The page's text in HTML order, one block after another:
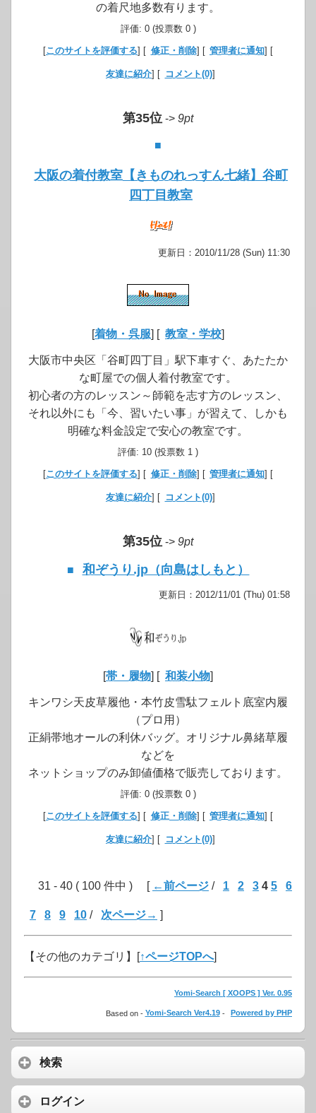
の着尺地多数有ります。
評価: 0 (投票数 0 )
[このサイトを評価する] [ 修正・削除] [ 管理者に通知] [
友達に紹介] [ コメント(0)]
第35位 -> 9pt
■
大阪の着付教室【きものれっすん七緒】谷町
四丁目教室
更新日：2010/11/28 (Sun) 11:30
[着物・呉服] [ 教室・学校]
大阪市中央区「谷町四丁目」駅下車すぐ、あたたか
な町屋での個人着付教室です。
初心者の方のレッスン～師範を志す方のレッスン、
それ以外にも「今、習いたい事」が習えて、しかも
明確な料金設定で安心の教室です。
評価: 10 (投票数 1 )
[このサイトを評価する] [ 修正・削除] [ 管理者に通知] [
友達に紹介] [ コメント(0)]
第35位 -> 9pt
■ 和ぞうり.jp（向島はしもと）
更新日：2012/11/01 (Thu) 01:58
[帯・履物] [ 和装小物]
キンワシ天皮草履他・本竹皮雪駄フェルト底室内履
（プロ用）
正絹帯地オールの利休バッグ。オリジナル鼻緒草履
などを
ネットショップのみ卸値価格で販売しております。
評価: 0 (投票数 0 )
[このサイトを評価する] [ 修正・削除] [ 管理者に通知] [
友達に紹介] [ コメント(0)]
31 - 40 ( 100 件中 ) [ ←前ページ / 1 2 3 4 5 6
7 8 9 10 / 次ページ→ ]
【その他のカテゴリ】 [↑ページTOPへ]
Yomi-Search [ XOOPS ] Ver. 0.95
Based on - Yomi-Search Ver4.19- Powered by PHP
検索
ログイン